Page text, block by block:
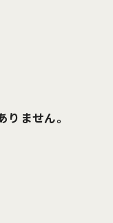
ません。